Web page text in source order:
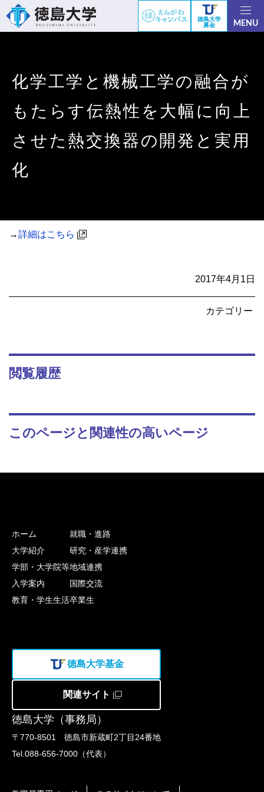
徳島大学
募金
MENU
化学工学と機械工学の融合が
もたらす伝熱性を大幅に向上
させた熱交換器の開発と実用
化
→詳細はこちら
2017年4月1日
カテゴリー
閲覧履歴
このページと関連性の高いページ
徳島大学（事務局）
〒770-8501 徳島市新蔵町2丁目24番地
Tel.088-656-7000（代表）
ホーム
大学紹介
学部・大学院等
入学案内
教育・学生生活
就職・進路
研究・産学連携
地域連携
国際交流
卒業生
徳島大学基金
関連サイト